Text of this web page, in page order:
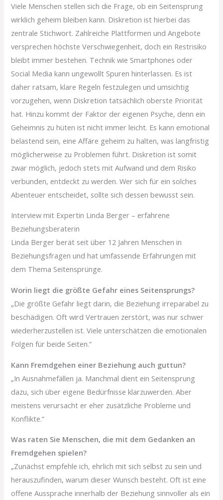
Viele Menschen stellen sich die Frage, ob ein Seitensprung
wirklich geheim bleiben kann. Diskretion ist hierbei das
zentrale Stichwort. Zahlreiche Plattformen und Angebote
versprechen höchste Verschwiegenheit, doch ein Restrisiko
bleibt immer bestehen. Technik wie Smartphones oder
Social Media kann ungewollt Spuren hinterlassen. Es ist
daher ratsam, klare Regeln festzulegen und umsichtig
vorzugehen, wenn Diskretion tatsächlich oberste Priorität
hat. Hinzu kommt der Faktor der eigenen Psyche, denn ein
Geheimnis zu hüten ist nicht immer leicht. Es kann emotional
belastend sein, eine Affäre geheim zu halten, was langfristig
möglicherweise zu Problemen führt. Diskretion ist somit
zwar möglich, jedoch stets mit Aufwand und dem Risiko
verbunden, entdeckt zu werden. Wer sich für ein solches
Abenteuer entscheidet, sollte sich dessen bewusst sein.
Interview mit Expertin Linda Berger – erfahrene
Beziehungsberaterin
Linda Berger berät seit über 12 Jahren Menschen in
Beziehungsfragen und hat umfassende Erfahrungen mit
dem Thema Seitensprünge.
Worin liegt die größte Gefahr eines Seitensprungs?
„Die größte Gefahr liegt darin, die Beziehung irreparabel zu
beschädigen. Oft wird Vertrauen zerstört, was nur schwer
wiederherzustellen ist. Viele unterschätzen die emotionalen
Folgen für beide Seiten.“
Kann Fremdgehen einer Beziehung auch guttun?
„In Ausnahmefällen ja. Manchmal dient ein Seitensprung
dazu, sich über eigene Bedürfnisse klarzuwerden. Aber
meistens verursacht er eher zusätzliche Probleme und
Konflikte.“
Was raten Sie Menschen, die mit dem Gedanken an
Fremdgehen spielen?
„Zunächst empfehle ich, ehrlich mit sich selbst zu sein und
herauszufinden, warum dieser Wunsch besteht. Oft ist eine
offene Aussprache innerhalb der Beziehung sinnvoller als ein